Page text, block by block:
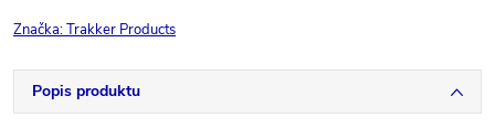
Značka:Trakker Products
Popis produktu